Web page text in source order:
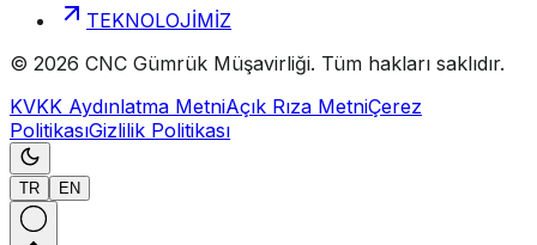
TEKNOLOJİMİZ
© 2026 CNC Gümrük Müşavirliği. Tüm hakları saklıdır.
KVKK Aydınlatma MetniAçık Rıza MetniÇerez
PolitikasıGizlilik Politikası
TR EN